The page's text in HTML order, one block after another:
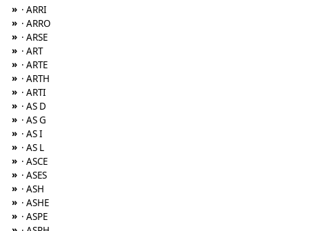
» · ARRI
» · ARRO
» · ARSE
» · ART
» · ARTE
» · ARTH
» · ARTI
» · AS D
» · AS G
» · AS I
» · AS L
» · ASCE
» · ASES
» · ASH
» · ASHE
» · ASPE